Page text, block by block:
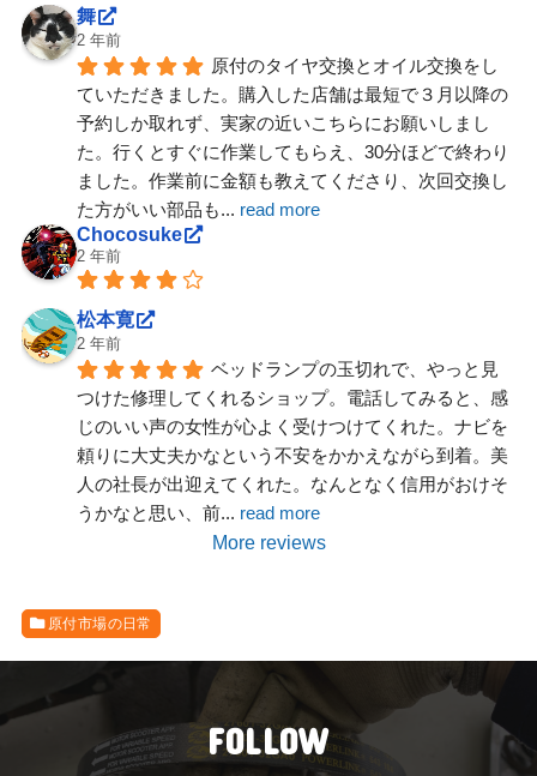
舞
2 年前
原付のタイヤ交換とオイル交換をし
ていただきました。購入した店舗は最短で３月以降の
予約しか取れず、実家の近いこちらにお願いしまし
た。行くとすぐに作業してもらえ、30分ほどで終わり
ました。作業前に金額も教えてくださり、次回交換し
た方がいい部品も... read more
Chocosuke
2 年前
松本寛
2 年前
ベッドランプの玉切れで、やっと見
つけた修理してくれるショップ。電話してみると、感
じのいい声の女性が心よく受けつけてくれた。ナビを
頼りに大丈夫かなという不安をかかえながら到着。美
人の社長が出迎えてくれた。なんとなく信用がおけそ
うかなと思い、前... read more
More reviews
原付市場の日常
FOLLOW